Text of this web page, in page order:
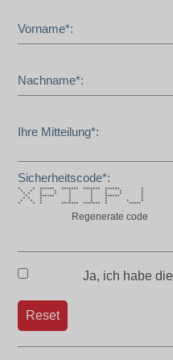
Vorname*:
Nachname*:
Ihre Mitteilung*:
Sicherheitscode*:
* * ****** ******* ******* ****** *
* * * * * * * * *
* * * * * * * * *
* ****** * * ****** *
* * * * * * *
* * * * * * * *
* * * ******* ******* * *****
Regenerate code
Ja, ich habe die
Reset